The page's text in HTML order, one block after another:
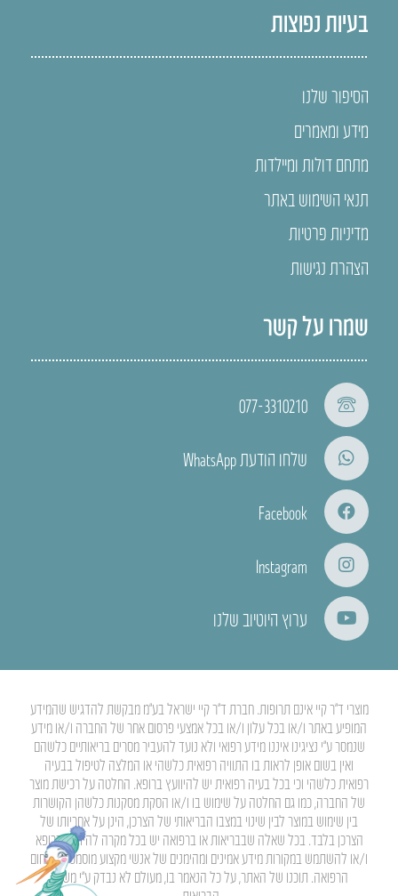
בעיות נפוצות
הסיפור שלנו
מידע ומאמרים
מתחם דולות ומיילדות
תנאי השימוש באתר
מדיניות פרטיות
הצהרת נגישות
שמרו על קשר
077-3310210
שלחו הודעת WhatsApp
Facebook
Instagram
ערוץ היוטיוב שלנו
מוצרי ד”ר קיי אינם תרופות. חברת ד”ר קיי ישראל בע”מ מבקשת להדגיש שהמידע
המופיע באתר ו/או בכל עלון ו/או בכל אמצעי פרסום אחר של החברה ו/או מידע
שנמסר ע”י נציגינו איננו מידע רפואי ולא נועד להעביר מסרים בריאותיים כלשהם
ואין בשום אופן לראות בו התוויה רפואית כלשהי או המלצה לטיפול בבעיה
רפואית כלשהי וכי בכל בעיה רפואית יש להיוועץ ברופא. החלטה על רכישת מוצר
של החברה, כמו גם החלטה על שימוש בו ו/או הסקת מסקנות כלשהן הקושרות
בין שימוש במוצר לבין שינוי במצבו הבריאותי של הצרכן, הינן על אחריותו של
הצרכן בלבד. בכל שאלה שבבריאות או ברפואה יש בכל מקרה להיוועץ ברופא
ו/או להשתמש במקורות מידע אמינים ומהימנים של אנשי מקצוע מוסמכים בתחום
הרפואה. תוכנו של האתר, על כל הנאמר בו, מעולם לא נבדק ע”י משרד